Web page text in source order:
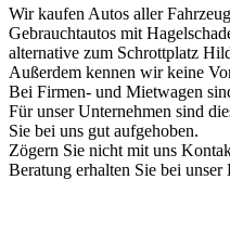
Wir kaufen Autos aller
Gebrauchtautos mit
alternative zum Schrottplatz
Außerdem kennen wir keine
Bei Firmen- und Mietwagen
Für unser Unternehmen sind
Sie bei uns gut aufgehoben.
Zögern Sie nicht mit uns
Beratung erhalten Sie bei